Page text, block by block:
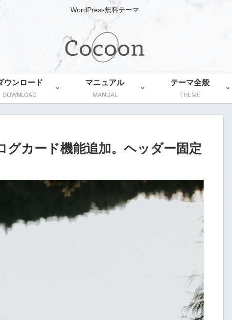
WordPress無料テーマ
ウンロード
DOWNLOAD
マニュアル
MANUAL
テーマ全般
THEME
カード機能追加。ヘッダー固定